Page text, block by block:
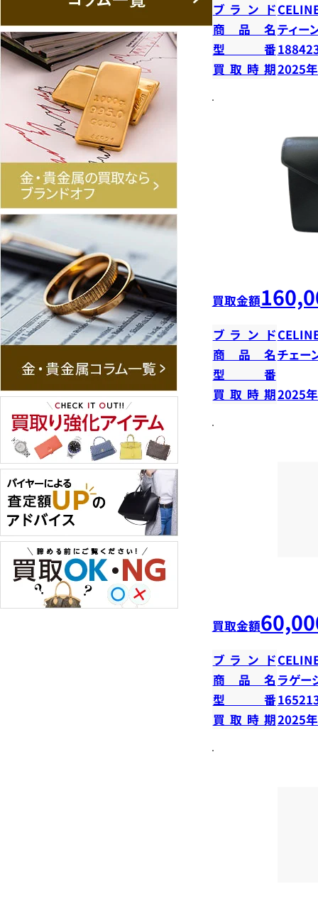
ブランド
商品名ティー
型番
買取時期2025
買取金額
ブランド
商品名チェー
型番
買取時期2025
買取金額
ブランド
商品名 ラゲ
型番
買取時期2025